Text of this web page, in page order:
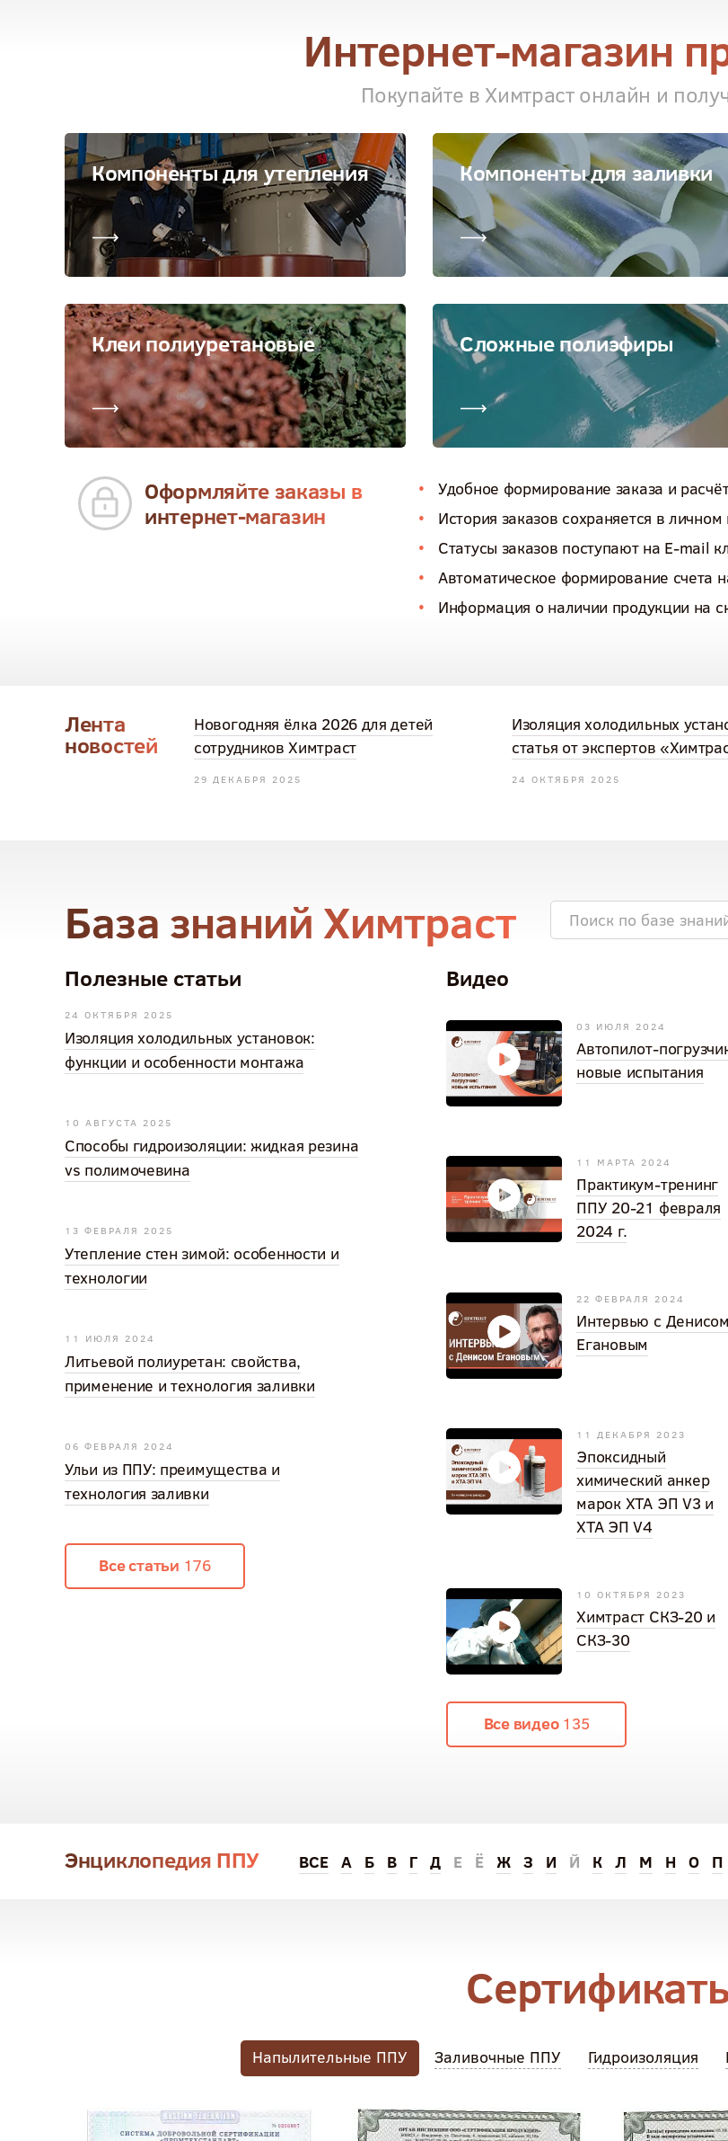
Интернет-магазин
Покупайте в Химтраст онлайн и
Компоненты для утепления Компоненты для заливки
Клеи полиуретановые Сложные полиэфиры
Оформляйте заказы в
интернет-магазин
Удобное формирование заказа и
История заказов сохраняется в личном
Статусы заказов поступают на E-mail
Автоматическое формирование счета
Информация о наличии продукции на
Лента
новостей
Новогодняя ёлка 2026 для детей
сотрудников Химтраст
29 ДЕКАБРЯ 2025
Изоляция холодильных
статья от экспертов
24 ОКТЯБРЯ 2025
База знаний Химтраст
Полезные статьи
24 ОКТЯБРЯ 2025
Изоляция холодильных установок:
функции и особенности монтажа
10 АВГУСТА 2025
Способы гидроизоляции: жидкая резина
vs полимочевина
13 ФЕВРАЛЯ 2025
Утепление стен зимой: особенности и
технологии
11 ИЮЛЯ 2024
Литьевой полиуретан: свойства,
применение и технология заливки
06 ФЕВРАЛЯ 2024
Ульи из ППУ: преимущества и
технология заливки
Все статьи 176
Видео
03 ИЮЛЯ 2024
Автопилот-
новые испытания
11 МАРТА 2024
Практикум-тренинг
ППУ 20-21 февраля
2024 г.
22 ФЕВРАЛЯ 2024
Интервью с Денисом
Егановым
11 ДЕКАБРЯ 2023
Эпоксидный
химический анкер
марок ХТА ЭП V3 и
ХТА ЭП V4
10 ОКТЯБРЯ 2023
Химтраст СКЗ-20 и
СКЗ-30
Все видео 135
Энциклопедия ППУ ВСЕ А Б В Г Д Е Ё Ж З И Й К Л М Н О П
Напылительные ППУ Заливочные ППУ Гидроизоляция